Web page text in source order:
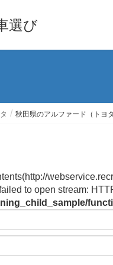
選び
秋田県のアルファード（トヨ
to open stream: